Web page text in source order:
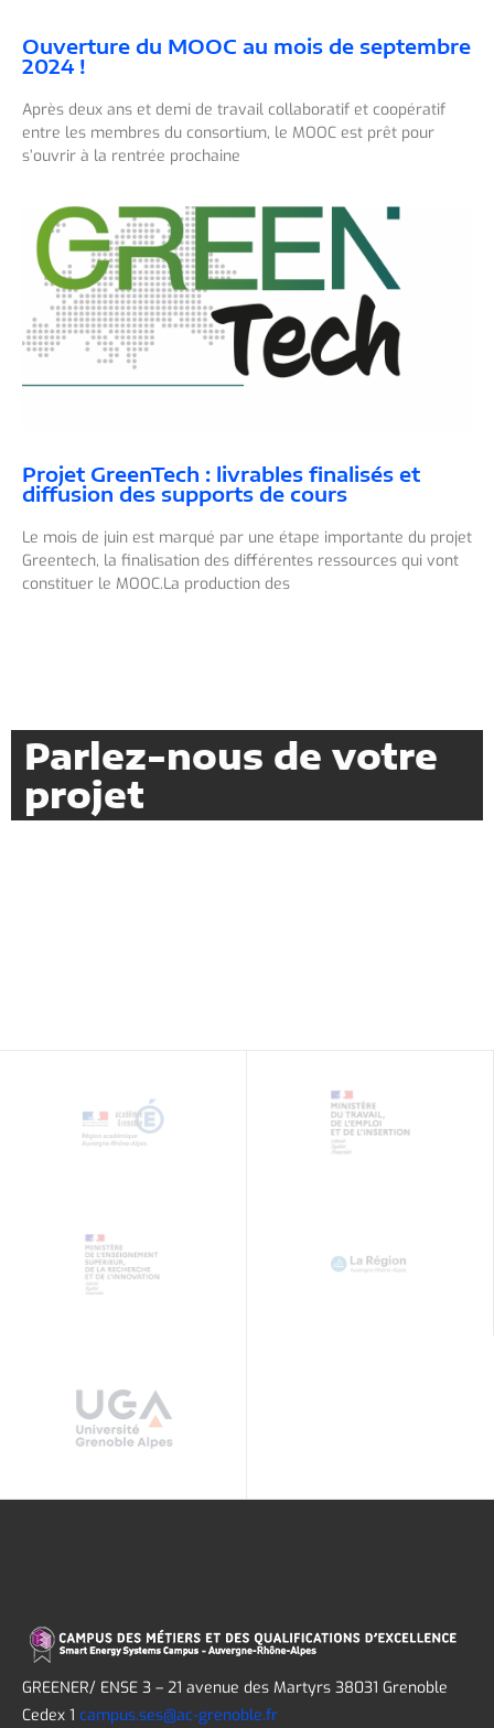
Ouverture du MOOC au mois de septembre
2024 !
Après deux ans et demi de travail collaboratif et coopératif
entre les membres du consortium, le MOOC est prêt pour
s’ouvrir à la rentrée prochaine
Projet GreenTech : livrables finalisés et
diffusion des supports de cours
Le mois de juin est marqué par une étape importante du projet
Greentech, la finalisation des différentes ressources qui vont
constituer le MOOC.La production des
Parlez-nous de votre
projet
GREENER/ ENSE 3 – 21 avenue des Martyrs 38031 Grenoble
Cedex 1 campus.ses@ac-grenoble.fr